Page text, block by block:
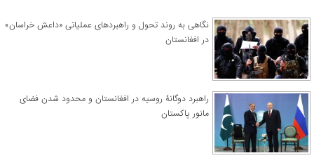
نگاهی به روند تحول و راهبردهای عملیاتی «داعش خراسان»
در افغانستان
راهبرد دوگانۀ روسیه در افغانستان و محدود شدن فضای
مانور پاکستان